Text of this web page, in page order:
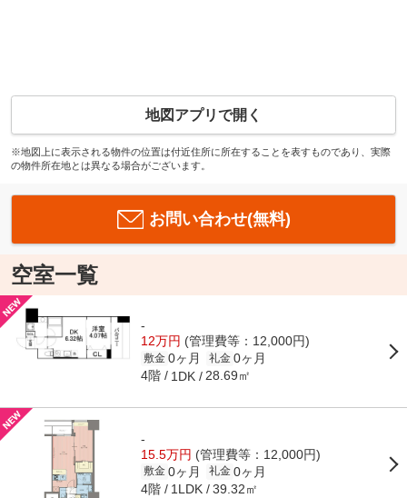
地図アプリで開く
※地図上に表示される物件の位置は付近住所に所在することを表すものであり、実際
の物件所在地とは異なる場合がございます。
お問い合わせ(無料)
空室一覧
-
12万円 (管理費等：12,000円)
敷金 0ヶ月 礼金 0ヶ月
4階 1DK 28.69㎡
-
15.5万円 (管理費等：12,000円)
敷金 0ヶ月 礼金 0ヶ月
4階 1LDK 39.32㎡